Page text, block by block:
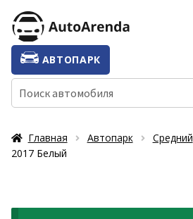
Перейти
к
навигации
Перейти
к
содержимому
УСЛУГИ
ТАРИФЫ
УСЛОВИЯ АРЕНДЫ
АВТОПАРК
Искать:
Главная Автопарк Средний
2017 Белый